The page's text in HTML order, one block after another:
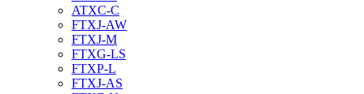
ATXC-C
FTXJ-AW
FTXJ-M
FTXG-LS
FTXP-L
FTXJ-AS